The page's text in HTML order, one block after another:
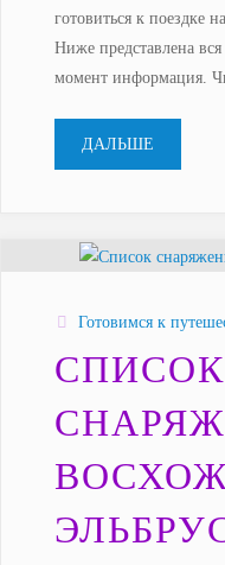
готовиться к поездке
Ниже представлена
момент информация.
ДАЛЬШЕ
Готовимся к
СПИСОК